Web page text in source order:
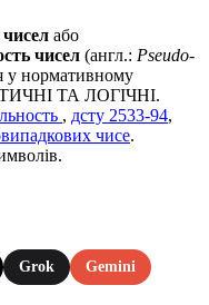
або
чисел (англ.: Pseudo-
у нормативному
ТА ЛОГІЧНІ.
, дсту 2533-94,
чисе.
Grok Gemini